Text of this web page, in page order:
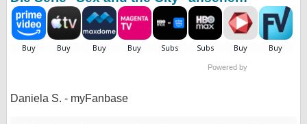
Powered by
Daniela S. - myFanbase
bei X
bei Facebook